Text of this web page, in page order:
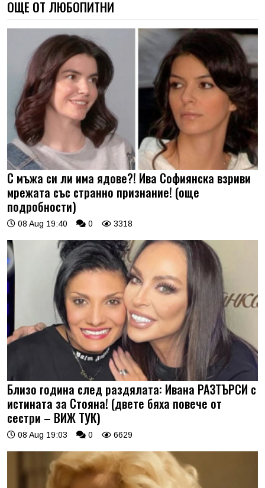
ОЩЕ ОТ ЛЮБОПИТНИ
С мъжа си ли има ядове?! Ива Софиянска взриви
мрежата със странно признание! (още
подробности)
08 Aug 19:40 0 3318
Близо година след раздялата: Ивана РАЗТЪРСИ с
истината за Стояна! (двете бяха повече от
сестри – ВИЖ ТУК)
08 Aug 19:03 0 6629